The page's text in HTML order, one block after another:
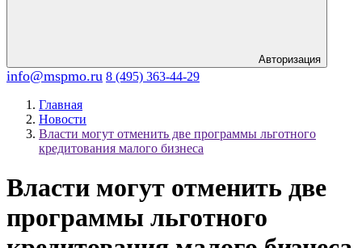
Авторизация
info@mspmo.ru 8 (495) 363-44-29
Главная
Новости
Власти могут отменить две программы льготного
кредитования малого бизнеса
Власти могут отменить две
программы льготного